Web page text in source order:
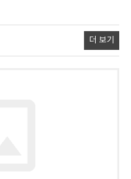
더 보기